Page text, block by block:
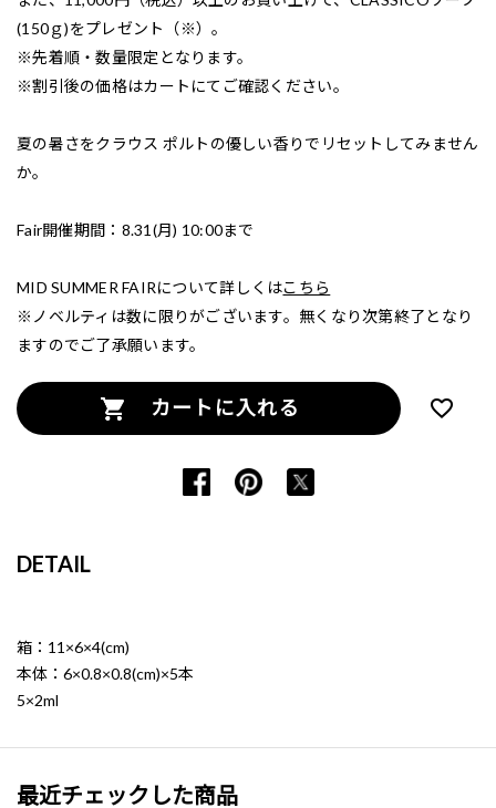
(150ｇ)をプレゼント（※）。
※先着順・数量限定となります。
※割引後の価格はカートにてご確認ください。
夏の暑さをクラウス ポルトの優しい香りでリセットしてみません
か。
Fair開催期間：8.31(月) 10:00まで
MID SUMMER FAIRについて詳しくはこちら
※ノベルティは数に限りがございます。無くなり次第終了となり
ますのでご了承願います。
カートに入れる
DETAIL
箱：11×6×4(cm)
本体：6×0.8×0.8(cm)×5本
5×2ml
最近チェックした商品